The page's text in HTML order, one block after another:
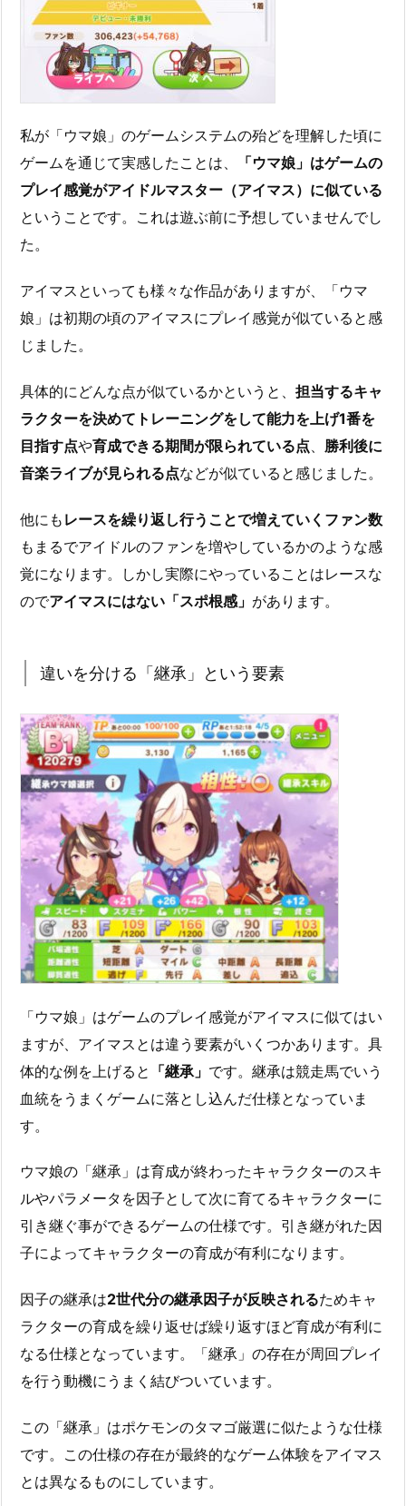
私が「ウマ娘」のゲームシステムの殆どを理解した頃に
ゲームを通じて実感したことは、
「ウマ娘」はゲームの
プレイ感覚がアイドルマスター（アイマス）に似ている
ということです。これは遊ぶ前に予想していませんでし
た。
アイマスといっても様々な作品がありますが、「ウマ
娘」は初期の頃のアイマスにプレイ感覚が似ていると感
じました。
具体的にどんな点が似ているかというと、 担当するキャ
ラクターを決めてトレーニングをして能力を上げ1番を
目指す点や育成できる期間が限られている点、 勝利後に
音楽ライブが見られる点などが似ていると感じました。
他にも レースを繰り返し行うことで増えていくファン数
もまるでアイドルのファンを増やしているかのような感
覚になります。しかし実際にやっていることはレースな
のでアイマスにはない「スポ根感」 があります。
違いを分ける「継承」という要素
「ウマ娘」はゲームのプレイ感覚がアイマスに似てはい
ますが、アイマスとは違う要素がいくつかあります。具
体的な例を上げると 「継承」 です。継承は競走馬でいう
血統をうまくゲームに落とし込んだ仕様となっていま
す。
ウマ娘の「継承」は育成が終わったキャラクターのスキ
ルやパラメータを因子として次に育てるキャラクターに
引き継ぐ事ができるゲームの仕様です。引き継がれた因
子によってキャラクターの育成が有利になります。
因子の継承は2世代分の継承因子が反映されるためキャ
ラクターの育成を繰り返せば繰り返すほど育成が有利に
なる仕様となっています。「継承」の存在が周回プレイ
を行う動機にうまく結びついています。
この「継承」はポケモンのタマゴ厳選に似たような仕様
です。この仕様の存在が最終的なゲーム体験をアイマス
とは異なるものにしています。